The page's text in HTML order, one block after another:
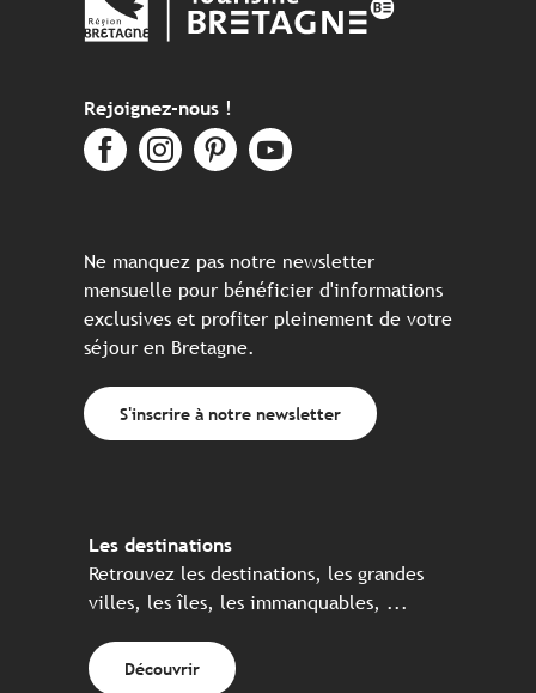
Rejoignez-nous !
Ne manquez pas notre newsletter
mensuelle pour bénéficier d'informations
exclusives et profiter pleinement de votre
séjour en Bretagne.
S'inscrire à notre newsletter
Les destinations
Retrouvez les destinations, les grandes
villes, les îles, les immanquables, ...
Découvrir